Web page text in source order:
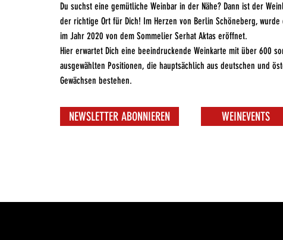
Du suchst eine gemütliche Weinbar in der Nähe? Dann ist der
der richtige Ort für Dich! Im Herzen von Berlin Schöneberg,
im Jahr 2020 von dem Sommelier Serhat Aktas eröffnet.
Hier erwartet Dich eine beeindruckende Weinkarte mit über 600
ausgewählten Positionen, die hauptsächlich aus deutschen und
Gewächsen bestehen.
NEWSLETTER ABONNIEREN WEINEVENTS